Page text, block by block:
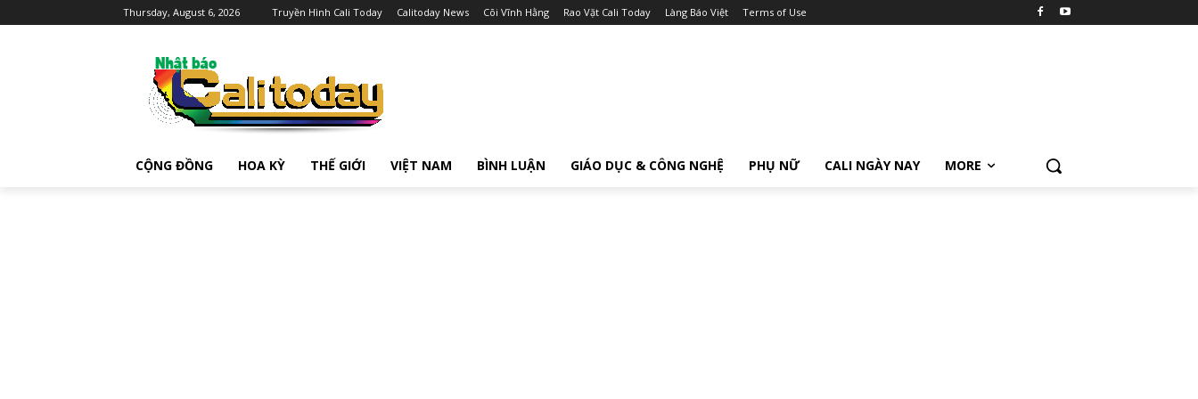
Thursday, August 6, 2026 Truyền Hình Cali Today Calitoday News Cõi Vĩnh Hằng Rao Vặt Cali Today Làng Báo Việt Terms of Use
CỘNG ĐỒNG HOA KỲ THẾ GIỚI VIỆT NAM BÌNH LUẬN GIÁO DỤC & CÔNG NGHỆ PHỤ NỮ CALI NGÀY NAY MORE